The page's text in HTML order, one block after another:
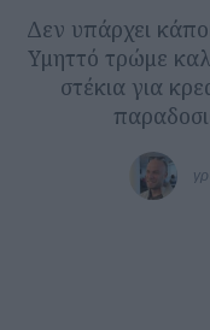
Δεν υπάρχει
Υμηττό τρώμε
στέκια για